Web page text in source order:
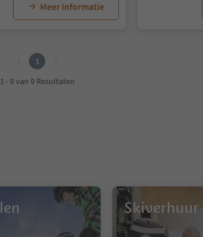
Meer informatie
1
1 - 9 van 9 Resultaten
Skiverhuur